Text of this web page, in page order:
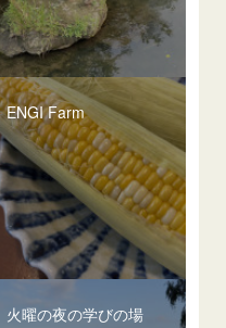
ENGI Farm
火曜の夜の学びの場